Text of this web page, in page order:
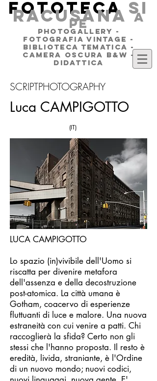
FOTOTECA SI
RACUSANAa
pe
PHOTOGALLERY -
FOTOGRAFIA VINTAGE -
BIBLIOTECA TEMATICA -
CAMERA OSCURA B&W -
DIDATTICA
SCRIPTPHOTOGRAPHY
Luca CAMPIGOTTO
(IT)
LUCA CAMPIGOTTO
Lo spazio (in)vivibile dell'Uomo si
riscatta per divenire metafora
dell'assenza e della decostruzione
post-atomica. La città umana è
Gotham, coacervo di esperienze
fluttuanti di luce e malore. Una nuova
estraneità con cui venire a patti. Chi
raccoglierà la sfida? Certo non gli
stessi che l'hanno proposta. Il resto è
eredità, livida, straniante, è l'Ordine
di un nuovo mondo; nuovi codici,